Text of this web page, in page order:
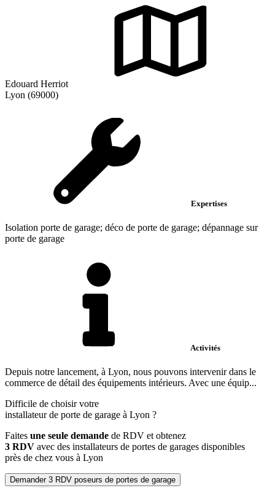
Edouard Herriot
Lyon (69000)
Expertises
Isolation porte de garage; déco de porte de garage; dépannage sur
porte de garage
Activités
Depuis notre lancement, à Lyon, nous pouvons intervenir dans le
commerce de détail des équipements intérieurs. Avec une équip...
Difficile de choisir votre
installateur de porte de garage à Lyon ?
Faites une seule demande de RDV et obtenez
3 RDV avec des installateurs de portes de garages disponibles
près de chez vous à Lyon
Demander 3 RDV poseurs de portes de garage